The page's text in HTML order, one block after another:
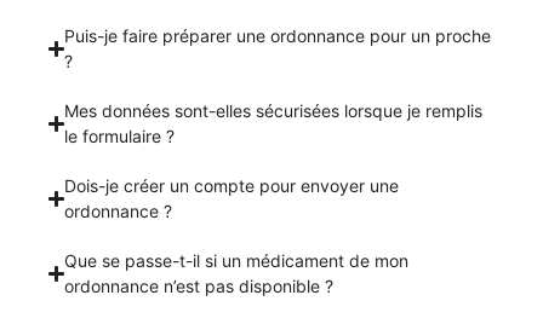
Puis-je faire préparer une ordonnance pour un proche
?
Mes données sont-elles sécurisées lorsque je remplis
le formulaire ?
Dois-je créer un compte pour envoyer une
ordonnance ?
Que se passe-t-il si un médicament de mon
ordonnance n’est pas disponible ?